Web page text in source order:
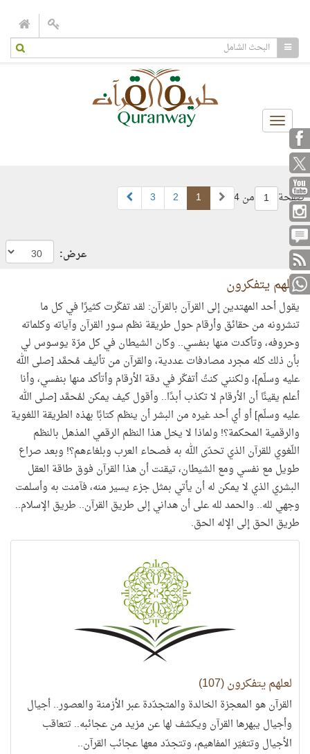
Toggle
navigation
صفحة 1 من 4 1
2
3
عرض:
لعلهم يتفكرون
يقول أحد المهتدين إلى القرآن بالقرآن: لقد تفكّرت كثيرًا في كل ما
تنشرونه من حقائق وأرقام حول طريقة نظم سور القرآن وآياته وكلماته
وحروفه، وتأكدت منها بنفسي.. وكان الشيطان في كل مرّة يوسوس لي
بأن ذلك كله مجرد مصادفات عددية، والقرآن من تأليف مُحمَّد [صلى الله
عليه وسلّم]، ولكنني كنتُ أتفكّر في دقة الأرقام وأتأكد منها بنفسي، وأنا
أعلم يقينًا أن الأرقام لا تكذب أبدًا.. وأقول كيف يمكن لمُحمَّد [صلى الله
عليه وسلّم] أو أي أحد غيره من البشر أن ينظم كتابًا بهذه الطريقة اللغوية
والرقمية المحكمة؟! ولماذا لا يخل هذا النظم الرقمي المذهل بالنظم
اللّغوي للقرآن الذي تحدّى الله به فصحاء العرب وبلغاءهم؟! وبعد صراع
طويل مع نفسي ومع الشيطان، تيقنت أن هذا القرآن فوق طاقة العقل
البشري الذي لا يمكن له أن يأتي بمثل جزء يسير منه، فآمنت به وأسلمت
وجهي لله.. والحمد لله على أن هداني إلى طريق القرآن.. طريق الإسلام..
طريق الحق إلى الإله الحق.
لعلهم يتفكرون (107)
القرآن هو المعجزة الخالدة والمتجدّدة عبر الأزمنة والعصور.. أجيال
وأجيال يبهرها القرآن ويكشف لها عن مزيد من عجائبه.. تتعاقب
الأجيال وتتغيّر المفاهيم، وتتجدّد معها عجائب القرآن..